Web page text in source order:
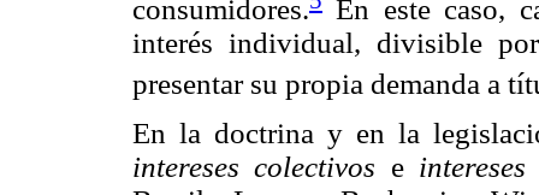
consumidores.
En este caso,
interés individual, divisible
presentar su propia demanda a
En la doctrina y en la
intereses colectivos e